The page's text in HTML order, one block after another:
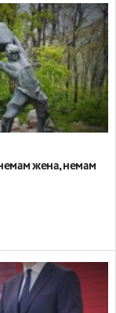
жена, немам